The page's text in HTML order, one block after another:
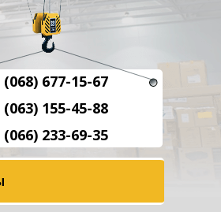
(068) 677-15-67
(063) 155-45-88
(066) 233-69-35